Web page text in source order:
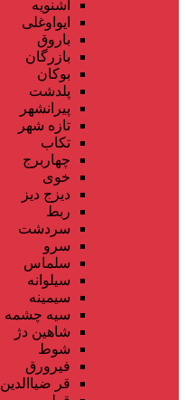
اشنویه
ایواوغلی
باروق
بازرگان
بوکان
پلدشت
پیرانشهر
تازه شهر
تکاب
چهاربرج
خوی
دیزج دیز
ربط
سردشت
سرو
سلماس
سیلوانه
سیمینه
سیه چشمه
شاهین دژ
شوط
فیرورق
قر ضیاالدین